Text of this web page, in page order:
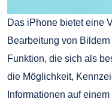
Das iPhone bietet eine
Bearbeitung von
Funktion, die sich als
die Möglichkeit,
Informationen auf